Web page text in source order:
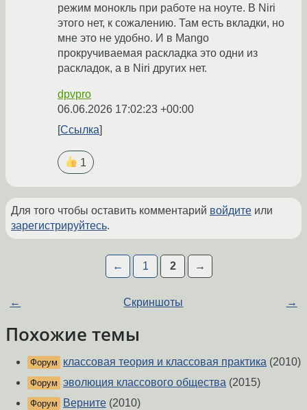
режим монокль при работе на ноуте. В Niri
этого нет, к сожалению. Там есть вкладки, но
мне это не удобно. И в Mango
прокручиваемая раскладка это одни из
раскладок, а в Niri других нет.
dpvpro
06.06.2026 17:02:23 +00:00
Ссылка
1
Для того чтобы оставить комментарий войдите или
зарегистрируйтесь.
← 1 2 →
← Скриншоты →
Похожие темы
Форум классовая теория и классовая практика (2010)
Форум эволюция классового общества (2015)
Форум Верните (2010)